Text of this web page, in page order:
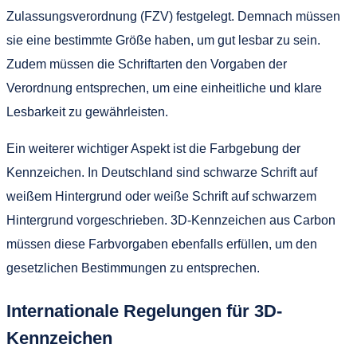
Zulassungsverordnung (FZV) festgelegt. Demnach müssen
sie eine bestimmte Größe haben, um gut lesbar zu sein.
Zudem müssen die Schriftarten den Vorgaben der
Verordnung entsprechen, um eine einheitliche und klare
Lesbarkeit zu gewährleisten.
Ein weiterer wichtiger Aspekt ist die Farbgebung der
Kennzeichen. In Deutschland sind schwarze Schrift auf
weißem Hintergrund oder weiße Schrift auf schwarzem
Hintergrund vorgeschrieben. 3D-Kennzeichen aus Carbon
müssen diese Farbvorgaben ebenfalls erfüllen, um den
gesetzlichen Bestimmungen zu entsprechen.
Internationale Regelungen für 3D-
Kennzeichen